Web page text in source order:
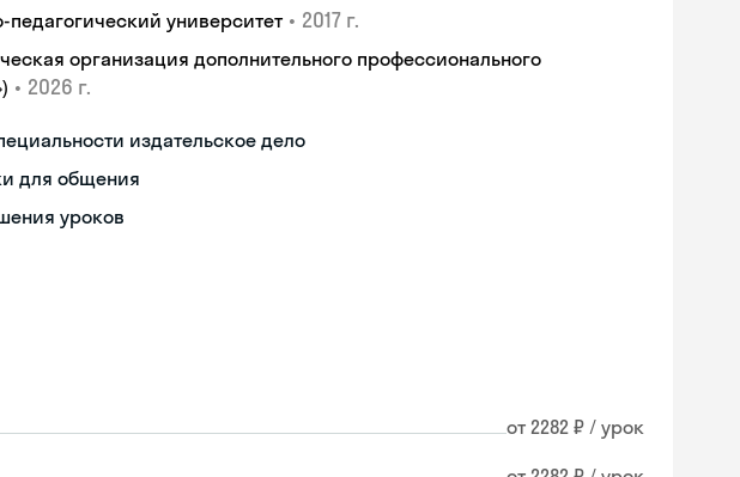
университет • 2017 г.
организация дополнительного профессионального
• 2026 г.
издательское дело
для общения
уроков
от 2282 ₽ / урок